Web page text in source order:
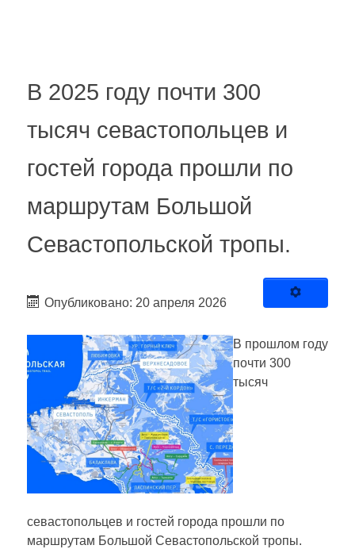
В 2025 году почти 300
тысяч севастопольцев и
гостей города прошли по
маршрутам Большой
Севастопольской тропы.
Опубликовано: 20 апреля 2026
В прошлом году
почти 300
тысяч
севастопольцев и гостей города прошли по
маршрутам Большой Севастопольской тропы.